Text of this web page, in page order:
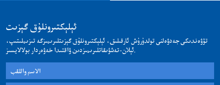
ئېلېكتىرونلۇق گېزىت
تۆۋەندىكى جەدۋەلنى تولدۇرۇش ئارقىلىق، ئېلېكتىرونلۇق گېزىتلىرىمىزگە تىزىملىتىپ،
ئېلان-تەشۋىقاتلىرىمىزدىن ۋاقتىدا خەۋەردار بولالايسىز.